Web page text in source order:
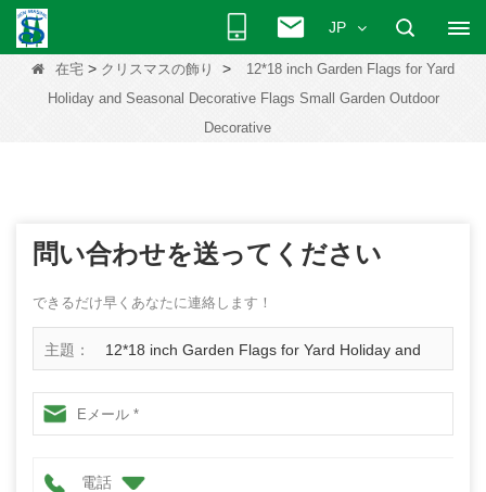
JP
在宅 > クリスマスの飾り >
12*18 inch Garden Flags for Yard
Holiday and Seasonal Decorative Flags Small Garden Outdoor
Decorative
問い合わせを送ってください
できるだけ早くあなたに連絡します！
主題： 12*18 inch Garden Flags for Yard Holiday and
Seasonal Decorative Flags Small Garden Outdoor
Decorative
電話